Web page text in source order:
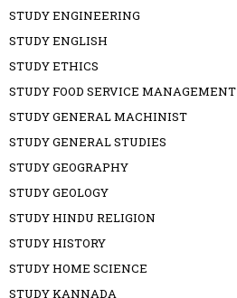
STUDY ENGINEERING
STUDY ENGLISH
STUDY ETHICS
STUDY FOOD SERVICE MANAGEMENT
STUDY GENERAL MACHINIST
STUDY GENERAL STUDIES
STUDY GEOGRAPHY
STUDY GEOLOGY
STUDY HINDU RELIGION
STUDY HISTORY
STUDY HOME SCIENCE
STUDY KANNADA